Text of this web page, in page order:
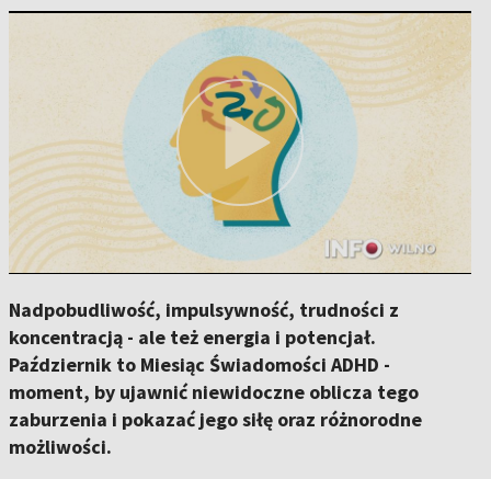
Nadpobudliwość, impulsywność, trudności z
koncentracją - ale też energia i potencjał.
Październik to Miesiąc Świadomości ADHD -
moment, by ujawnić niewidoczne oblicza tego
zaburzenia i pokazać jego siłę oraz różnorodne
możliwości.